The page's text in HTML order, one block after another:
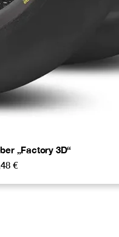
„Factory 3D“
€